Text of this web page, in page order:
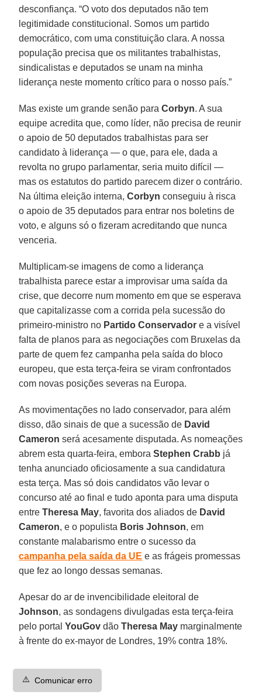
desconfiança. “O voto dos deputados não tem
legitimidade constitucional. Somos um partido
democrático, com uma constituição clara. A nossa
população precisa que os militantes trabalhistas,
sindicalistas e deputados se unam na minha
liderança neste momento crítico para o nosso país.”
Mas existe um grande senão paraCorbyn. A sua
equipe acredita que, como líder, não precisa de reunir
o apoio de 50 deputados trabalhistas para ser
candidato à liderança — o que, para ele, dada a
revolta no grupo parlamentar, seria muito difícil —
mas os estatutos do partido parecem dizer o contrário.
Na última eleição interna,Corbyn conseguiu à risca
o apoio de 35 deputados para entrar nos boletins de
voto, e alguns só o fizeram acreditando que nunca
venceria.
Multiplicam-se imagens de como a liderança
trabalhista parece estar a improvisar uma saída da
crise, que decorre num momento em que se esperava
que capitalizasse com a corrida pela sucessão do
primeiro-ministro no Partido Conservador e a visível
falta de planos para as negociações com Bruxelas da
parte de quem fez campanha pela saída do bloco
europeu, que esta terça-feira se viram confrontados
com novas posições severas na Europa.
As movimentações no lado conservador, para além
disso, dão sinais de que a sucessão de David
Cameron será acesamente disputada. As nomeações
abrem esta quarta-feira, emboraStephen Crabb já
tenha anunciado oficiosamente a sua candidatura
esta terça. Mas só dois candidatos vão levar o
concurso até ao final e tudo aponta para uma disputa
entreTheresa May, favorita dos aliados de David
Cameron, e o populista Boris Johnson, em
constante malabarismo entre o sucesso da
campanha pela saída da UE e as frágeis promessas
que fez ao longo dessas semanas.
Apesar do ar de invencibilidade eleitoral de
Johnson, as sondagens divulgadas esta terça-feira
pelo portalYouGov dãoTheresa May marginalmente
à frente do ex-mayor de Londres, 19% contra 18%.
⚠️ Comunicar erro